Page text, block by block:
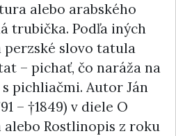
alebo arabského
trubička. Podľa iných
perzské slovo tatula
– pichať, čo naráža na
pichliačmi. Autor Ján
– †1849) v diele O
Rostlinopis z roku